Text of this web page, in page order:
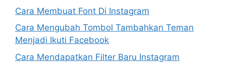
Cara Membuat Font Di Instagram
Cara Mengubah Tombol Tambahkan Teman
Menjadi Ikuti Facebook
Cara Mendapatkan Filter Baru Instagram